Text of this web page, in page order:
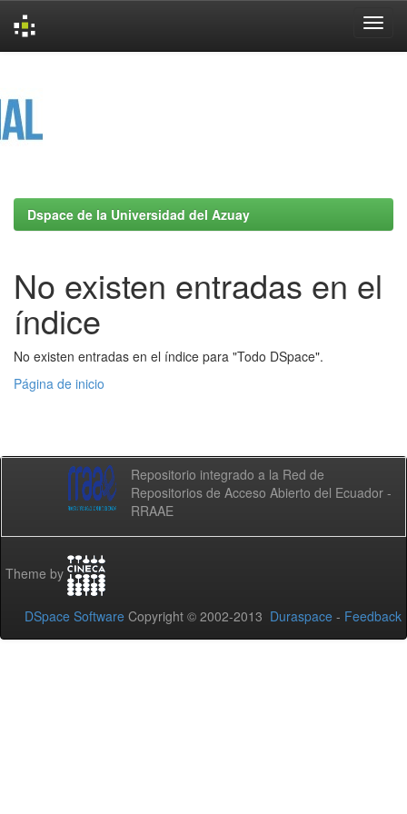
Dspace de la Universidad del Azuay
No existen entradas en el
índice
No existen entradas en el índice para "Todo DSpace".
Página de inicio
Repositorio integrado a la Red de
Repositorios de Acceso Abierto del Ecuador -
RRAAE
Theme by
DSpace Software Copyright © 2002-2013 Duraspace - Feedback